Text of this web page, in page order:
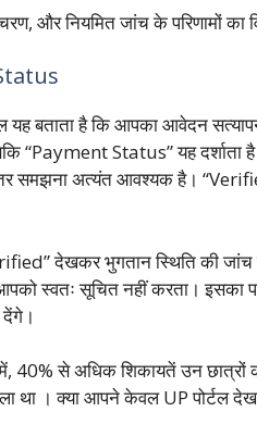
और नियमित जांच के परिणामों का
बताता है कि आपका आवेदन
“Payment Status” यह दर्शाता
समझना अत्यंत आवश्यक है।
देखकर भुगतान स्थिति की
स्वतः सूचित नहीं करता। इसका
देंगे।
40% से अधिक शिकायतें उन छात्रों
था । क्या आपने केवल UP पोर्टल